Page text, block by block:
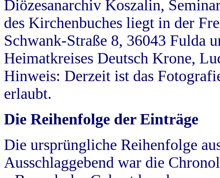
Diözesanarchiv Koszalin,
des Kirchenbuches liegt in der
Schwank-Straße 8, 36043 Fulda
Heimatkreises Deutsch Krone,
Hinweis: Derzeit ist das
erlaubt.
Die Reihenfolge der Einträge
Die ursprüngliche Reihenfolge
Ausschlaggebend war die